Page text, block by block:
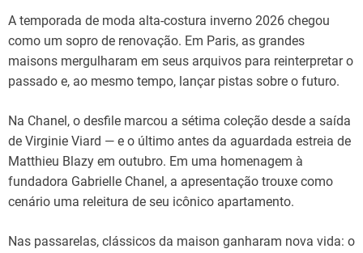
A temporada de moda alta-costura inverno 2026 chegou
como um sopro de renovação. Em Paris, as grandes
maisons mergulharam em seus arquivos para reinterpretar o
passado e, ao mesmo tempo, lançar pistas sobre o futuro.
Na Chanel, o desfile marcou a sétima coleção desde a saída
de Virginie Viard — e o último antes da aguardada estreia de
Matthieu Blazy em outubro. Em uma homenagem à
fundadora Gabrielle Chanel, a apresentação trouxe como
cenário uma releitura de seu icônico apartamento.
Nas passarelas, clássicos da maison ganharam nova vida: o